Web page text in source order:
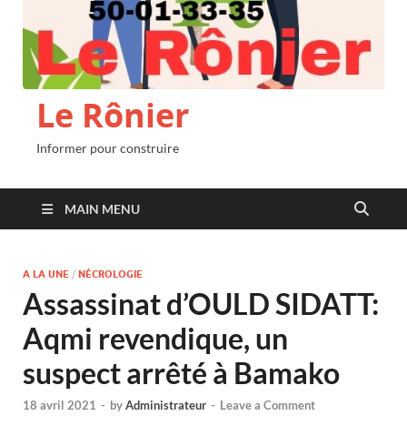
Le Rônier
Informer pour construire
MAIN MENU
A LA UNE / NÉCROLOGIE
Assassinat d’OULD SIDATT:
Aqmi revendique, un
suspect arrêté à Bamako
18 avril 2021 - byAdministrateur - Leave a Comment